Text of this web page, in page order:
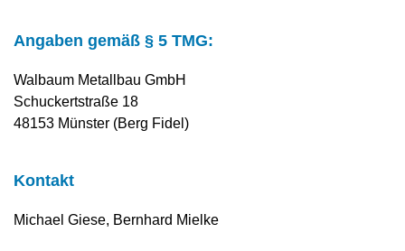
An­ga­ben ge­mäß § 5 TMG:
Walbaum Metallbau GmbH
Schuckertstraße 18
48153 Münster (Berg Fidel)
Kon­takt
Michael Giese, Bernhard Mielke